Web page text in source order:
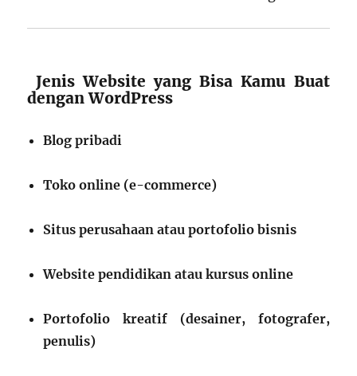
Jenis Website yang Bisa Kamu Buat
dengan WordPress
Blog pribadi
Toko online (e-commerce)
Situs perusahaan atau portofolio bisnis
Website pendidikan atau kursus online
Portofolio kreatif (desainer, fotografer,
penulis)